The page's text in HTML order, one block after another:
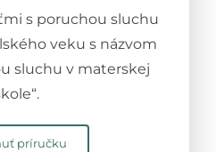
s poruchou sluchu
veku s názvom
sluchu v materskej
príručku